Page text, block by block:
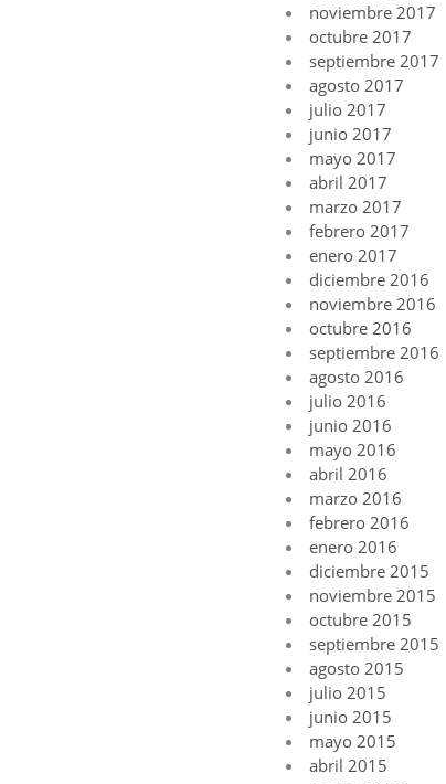
noviembre 2017
octubre 2017
septiembre 2017
agosto 2017
julio 2017
junio 2017
mayo 2017
abril 2017
marzo 2017
febrero 2017
enero 2017
diciembre 2016
noviembre 2016
octubre 2016
septiembre 2016
agosto 2016
julio 2016
junio 2016
mayo 2016
abril 2016
marzo 2016
febrero 2016
enero 2016
diciembre 2015
noviembre 2015
octubre 2015
septiembre 2015
agosto 2015
julio 2015
junio 2015
mayo 2015
abril 2015